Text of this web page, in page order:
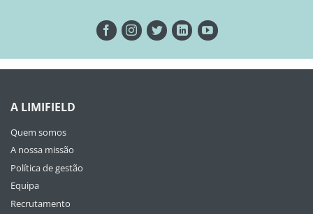
A LIMIFIELD
Quem somos
A nossa missão
Política de gestão
Equipa
Recrutamento